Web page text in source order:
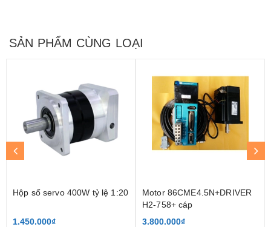
SẢN PHẨM CÙNG LOẠI
Hộp số servo 400W tỷ lệ 1:20
1.450.000₫
Motor 86CME4.5N+DRIVER
H2-758+ cáp
3.800.000₫